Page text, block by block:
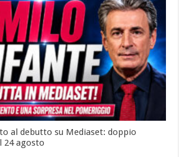
al debutto su Mediaset: doppio
24 agosto